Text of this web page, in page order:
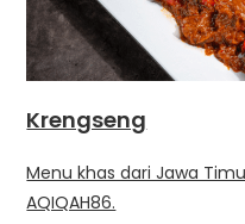
Krengseng
Menu khas dari Jawa
AQIQAH86.